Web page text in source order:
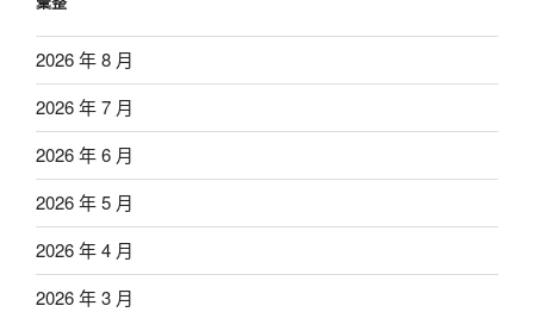
2026 年 8 月
2026 年 7 月
2026 年 6 月
2026 年 5 月
2026 年 4 月
2026 年 3 月